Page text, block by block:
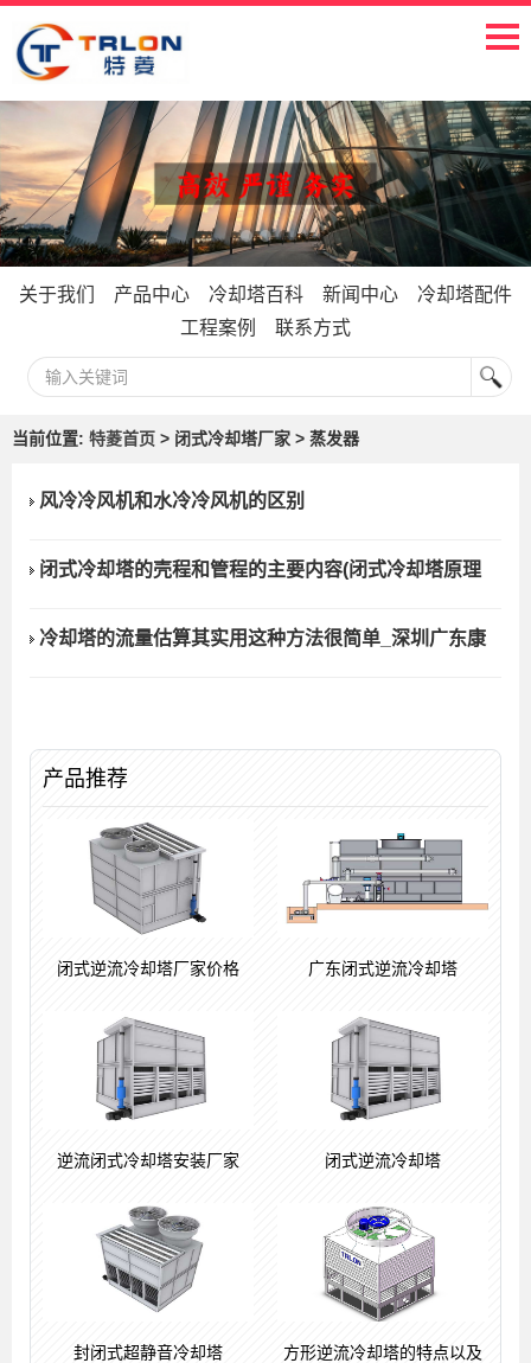
关于我们 产品中心 冷却塔百科 新闻中心
冷却塔配件
工程案例
联系方式
当前位置: 特菱首页 > 闭式冷却塔厂家 > 蒸发器
风冷冷风机和水冷冷风机的区别
闭式冷却塔的壳程和管程的主要内容(闭式冷却塔原理
冷却塔的流量估算其实用这种方法很简单_深圳广东康
产品推荐
闭式逆流冷却塔厂家价格 广东闭式逆流冷却塔
逆流闭式冷却塔安装厂家 闭式逆流冷却塔
封闭式超静音冷却塔 方形逆流冷却塔的特点以及